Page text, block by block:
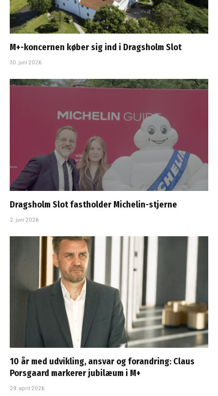
M+-koncernen køber sig ind i Dragsholm Slot
30. juni 2026
Dragsholm Slot fastholder Michelin-stjerne
2. juni 2026
10 år med udvikling, ansvar og forandring: Claus
Porsgaard markerer jubilæum i M+
29. april 2026